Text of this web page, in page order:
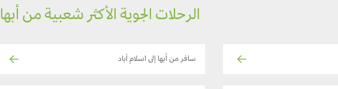
الرحلات الجوية الأكثر شعبية من أبها
سافر من أبها إلى اسلام آباد